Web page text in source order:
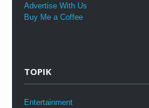
Advertise With Us
Buy Me a Coffee
TOPIK
Entertainment